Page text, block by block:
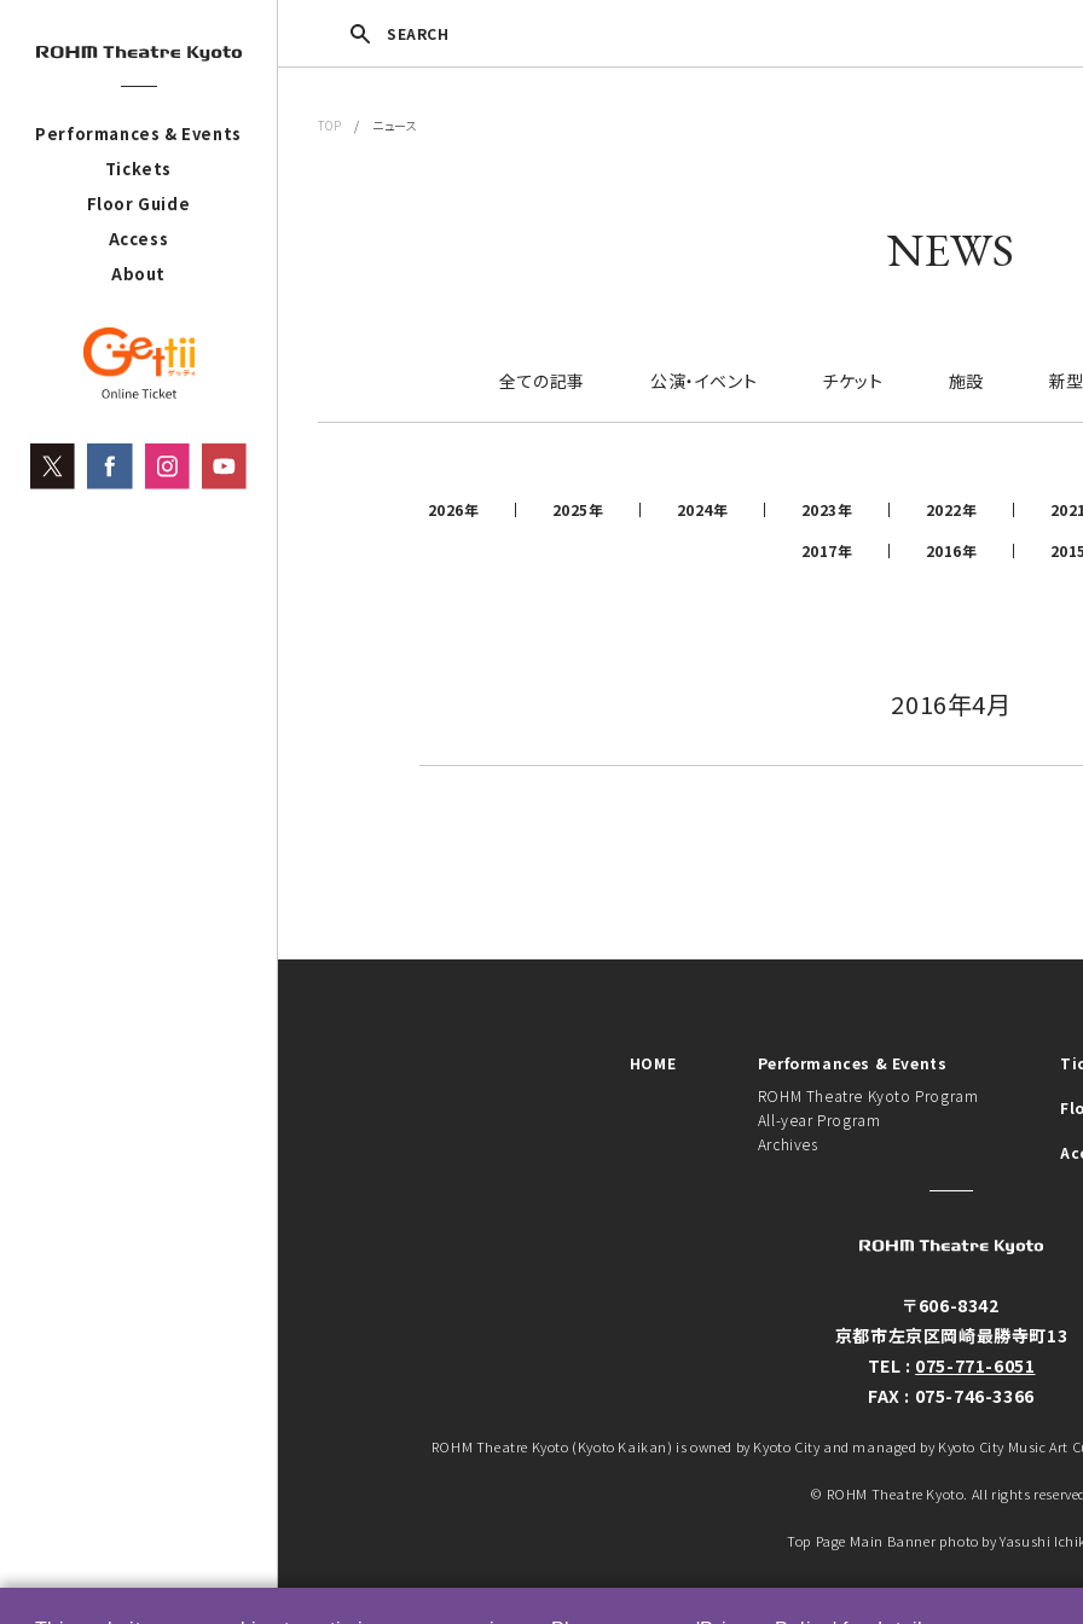
Performances & Events
Tickets
Floor Guide
Access
About
SEARCH
TOP / ニュース
NEWS
全ての記事 公演・イベント チケット 施設 新
2026年 2025年 2024年 2023年 2022年
2017年
2016年
2016年4月
HOME
Performances & Events
ROHM Theatre Kyoto Program
All-year Program
Archives
〒606-8342
京都市左京区岡崎最勝寺町13
TEL : 075-771-6051
FAX : 075-746-3366
ROHM Theatre Kyoto (Kyoto Kaikan) is owned by Kyoto City and managed by Kyoto City Music
© ROHM Theatre Kyoto. All rights reserved.
Top Page Main Banner photo by Yasushi